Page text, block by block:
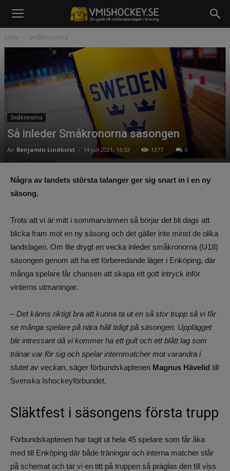
Hem Småkronorna
Småkronorna
Så inleder Småkronorna säsongen
Av Benjamin Lindkvist - 14 juli 2021, 16:53 1377 0
Några av landets största talanger ger sig snart in i en ny
säsong.
Trots att vi är mitt i sommarvärmen så börjar det bli dags att
blicka fram mot en ny säsong och det gäller inte minst de olika
landslagen. Om lite drygt en vecka inleder småkronorna (U18)
säsongen genom att ha ett förberedande läger i Enköping, där
många spelare får chansen att skapa ett gott intryck inför
vinterns utmaningar.
– Det känns riktigt bra att kunna ta ut en så stor trupp så vi får
se många spelare på nära håll tidigt på säsongen. Upplägget
blir intressant då vi kommer ha ett gult och ett blått lag som
tränar var för sig och spelar internmatcher mot varandra i
slutet av veckan, säger förbundskaptenen Magnus Hävelid till
Svenska Ishockeyförbundet.
Släktfest i säsongens första trupp
Förbundskaptenen har tagit ut hela 45 spelare som får åka
med till Enköping där både träningar och interna matcher står
på schemat och tar vi en titt på truppen så präglas den till viss